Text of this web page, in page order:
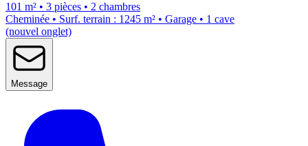
101 m² • 3 pièces • 2 chambres
Cheminée • Surf. terrain : 1245 m² • Garage • 1 cave
(nouvel onglet)
Message